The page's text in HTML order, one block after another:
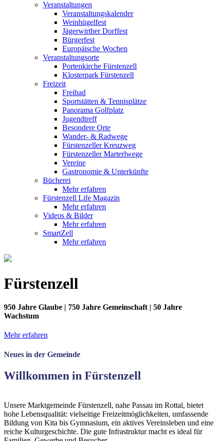
Veranstaltungen
Veranstaltungskalender
Weinhügelfest
Jägerwirther Dorffest
Bürgerfest
Europäische Wochen
Veranstaltungsorte
Portenkirche Fürstenzell
Klosterpark Fürstenzell
Freizeit
Freibad
Sportstätten & Tennisplätze
Panorama Golfplatz
Jugendtreff
Besondere Orte
Wander- & Radwege
Fürstenzeller Kreuzweg
Fürstenzeller Marterlwege
Vereine
Gastronomie & Unterkünfte
Bücherei
Mehr erfahren
Fürstenzell Life Magazin
Mehr erfahren
Videos & Bilder
Mehr erfahren
SmartZell
Mehr erfahren
Fürstenzell
950 Jahre Glaube | 750 Jahre Gemeinschaft | 50 Jahre
Wachstum
Mehr erfahren
Neues in der Gemeinde
Willkommen in Fürstenzell
Unsere Marktgemeinde Fürstenzell, nahe Passau im Rottal, bietet
hohe Lebensqualität: vielseitige Freizeitmöglichkeiten, umfassende
Bildung von Kita bis Gymnasium, ein aktives Vereinsleben und eine
reiche Kulturgeschichte. Die gute Infrastruktur macht es ideal für